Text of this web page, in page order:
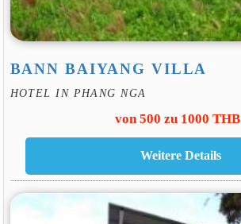
BANN BAIYANG VILLA
HOTEL IN PHANG NGA
von 500 zu 1000 THB